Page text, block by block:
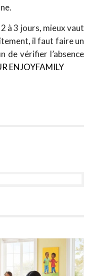
à 3 jours, mieux vaut
il faut faire un
de vérifier l’absence
ENJOYFAMILY